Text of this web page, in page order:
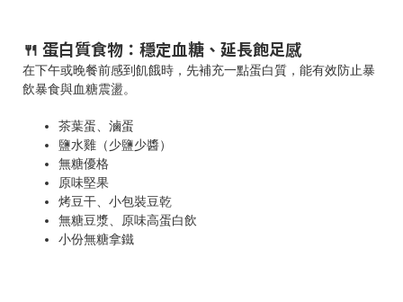
🍴 蛋白質食物：穩定血糖、延長飽足感
在下午或晚餐前感到飢餓時，先補充一點蛋白質，能有效防止暴
飲暴食與血糖震盪。
茶葉蛋、滷蛋
鹽水雞（少鹽少醬）
無糖優格
原味堅果
烤豆干、小包裝豆乾
無糖豆漿、原味高蛋白飲
小份無糖拿鐵